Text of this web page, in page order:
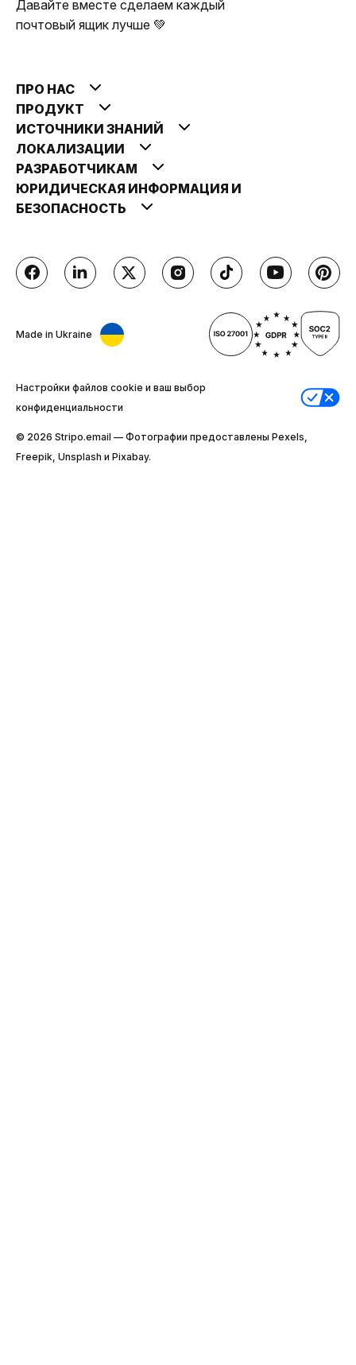
Давайте вместе сделаем каждый
почтовый ящик лучше 💚
ПРО НАС
ПРОДУКТ
ИСТОЧНИКИ ЗНАНИЙ
ЛОКАЛИЗАЦИИ
РАЗРАБОТЧИКАМ
ЮРИДИЧЕСКАЯ ИНФОРМАЦИЯ И
БЕЗОПАСНОСТЬ
Made in Ukraine
Настройки файлов cookie и ваш выбор
конфиденциальности
© 2026 Stripо.email — Фотографии предоставлены Pexels,
Freepik, Unsplash и Pixabay.